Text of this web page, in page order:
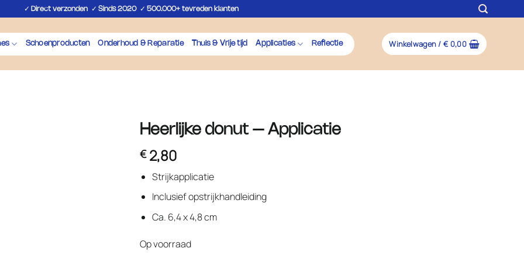
✓ Direct verzonden✓ Sinds 2020✓ 500.000+ tevreden klanten
Schoenproducten Onderhoud & Reparatie Thuis & Vrije tijd Applicaties Reflectie Winkelwagen / € 0,00
Heerlijke donut – Applicatie
€2,80
Strijkapplicatie
Inclusief opstrijkhandleiding
Ca. 6,4 x 4,8 cm
Op voorraad